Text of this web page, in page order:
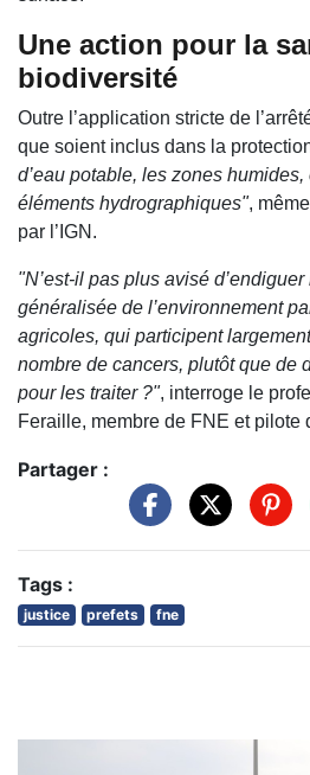
Une action pour la
biodiversité
Outre l’application stricte de
que soient inclus dans la
d’eau potable, les zones humides,
éléments hydrographiques",
par l’IGN.
"N’est-il pas plus avisé
généralisée de l’environnement
agricoles, qui participent
nombre de cancers, plutôt que de
pour les traiter ?", interroge le
Feraille, membre de FNE et pilote
Partager :
Tags :
justice prefets fne